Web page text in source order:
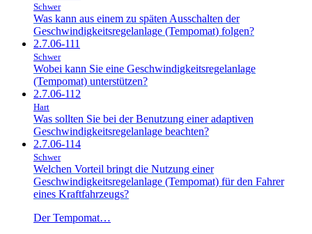
Schwer
Was kann aus einem zu späten Ausschalten der
Geschwindigkeitsregelanlage (Tempomat) folgen?
2.7.06-111
Schwer
Wobei kann Sie eine Geschwindigkeitsregelanlage
(Tempomat) unterstützen?
2.7.06-112
Hart
Was sollten Sie bei der Benutzung einer adaptiven
Geschwindigkeitsregelanlage beachten?
2.7.06-114
Schwer
Welchen Vorteil bringt die Nutzung einer
Geschwindigkeitsregelanlage (Tempomat) für den Fahrer
eines Kraftfahrzeugs?
Der Tempomat…